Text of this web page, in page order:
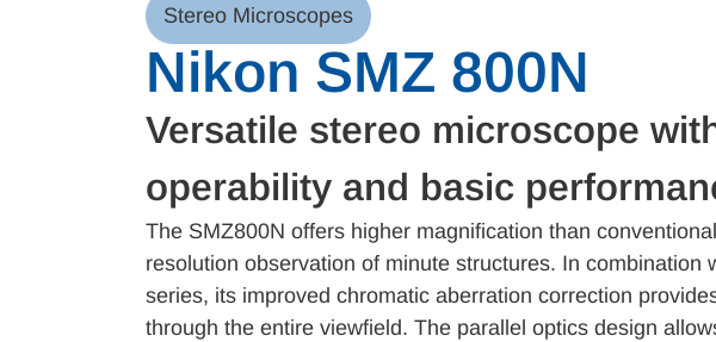
Stereo Microscopes
Nikon SMZ 800N
Versatile stereo microscope
operability and basic
The SMZ800N offers higher magnification than
resolution observation of minute structures. In combination
series, its improved chromatic aberration correction
through the entire viewfield. The parallel optics design